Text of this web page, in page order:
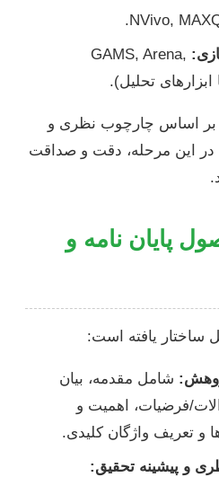
GAMS, Arena,
و بر اساس چارچوب نظری و
در این مرحله، دقت و صداقت
پایان نامه و
شامل مقدمه، بیان
فرضیات، اهمیت و
تعریف واژگان کلیدی.
و پیشینه تحقیق: